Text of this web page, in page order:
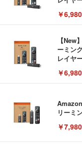
￥6,980
【
ーミン
レイヤ
￥6,980
リーミ
￥7,980